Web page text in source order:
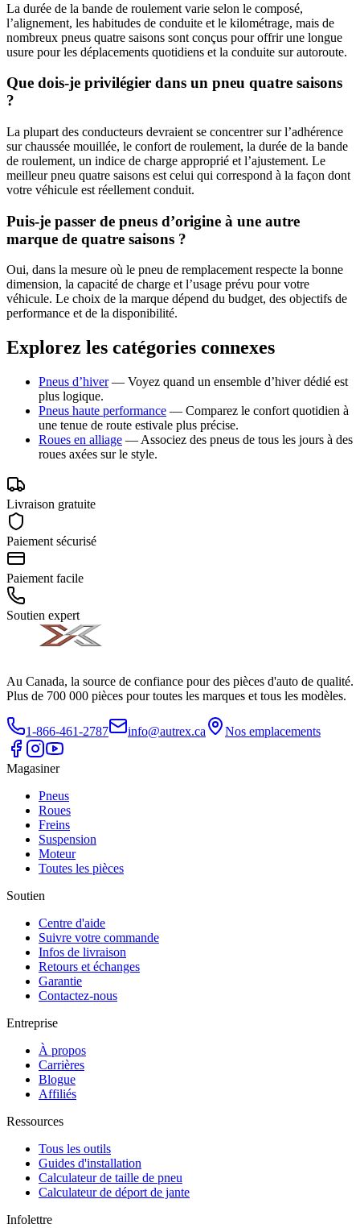
La durée de la bande de roulement varie selon le composé,
l’alignement, les habitudes de conduite et le kilométrage, mais de
nombreux pneus quatre saisons sont conçus pour offrir une longue
usure pour les déplacements quotidiens et la conduite sur autoroute.
Que dois-je privilégier dans un pneu quatre saisons
?
La plupart des conducteurs devraient se concentrer sur l’adhérence
sur chaussée mouillée, le confort de roulement, la durée de la bande
de roulement, un indice de charge approprié et l’ajustement. Le
meilleur pneu quatre saisons est celui qui correspond à la façon dont
votre véhicule est réellement conduit.
Puis-je passer de pneus d’origine à une autre
marque de quatre saisons ?
Oui, dans la mesure où le pneu de remplacement respecte la bonne
dimension, la capacité de charge et l’usage prévu pour votre
véhicule. Le choix de la marque dépend du budget, des objectifs de
performance et de la disponibilité.
Explorez les catégories connexes
Pneus d’hiver— Voyez quand un ensemble d’hiver dédié est
plus logique.
Pneus haute performance — Comparez le confort quotidien à
une tenue de route estivale plus précise.
Roues en alliage — Associez des pneus de tous les jours à des
roues axées sur le style.
Livraison gratuite
Paiement sécurisé
Paiement facile
Soutien expert
Au Canada, la source de confiance pour des pièces d'auto de qualité.
Plus de 700 000 pièces pour toutes les marques et tous les modèles.
1-866-461-2787 info@autrex.ca Nos emplacements
Magasiner
Pneus
Roues
Freins
Suspension
Moteur
Toutes les pièces
Soutien
Centre d'aide
Suivre votre commande
Infos de livraison
Retours et échanges
Garantie
Contactez-nous
Entreprise
À propos
Carrières
Blogue
Affiliés
Ressources
Tous les outils
Guides d'installation
Calculateur de taille de pneu
Calculateur de déport de jante
Infolettre